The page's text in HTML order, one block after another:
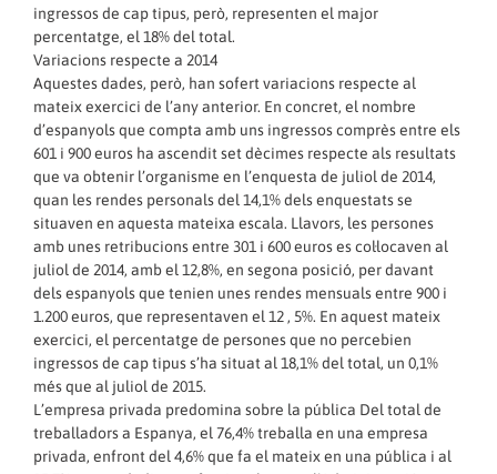
ingressos de cap tipus, però, representen el major
percentatge, el 18% del total.
Variacions respecte a 2014
Aquestes dades, però, han sofert variacions respecte al
mateix exercici de l’any anterior. En concret, el nombre
d’espanyols que compta amb uns ingressos comprès entre els
601 i 900 euros ha ascendit set dècimes respecte als resultats
que va obtenir l’organisme en l’enquesta de juliol de 2014,
quan les rendes personals del 14,1% dels enquestats se
situaven en aquesta mateixa escala. Llavors, les persones
amb unes retribucions entre 301 i 600 euros es col·locaven al
juliol de 2014, amb el 12,8%, en segona posició, per davant
dels espanyols que tenien unes rendes mensuals entre 900 i
1.200 euros, que representaven el 12 , 5%. En aquest mateix
exercici, el percentatge de persones que no percebien
ingressos de cap tipus s’ha situat al 18,1% del total, un 0,1%
més que al juliol de 2015.
L’empresa privada predomina sobre la pública Del total de
treballadors a Espanya, el 76,4% treballa en una empresa
privada, enfront del 4,6% que fa el mateix en una pública i al